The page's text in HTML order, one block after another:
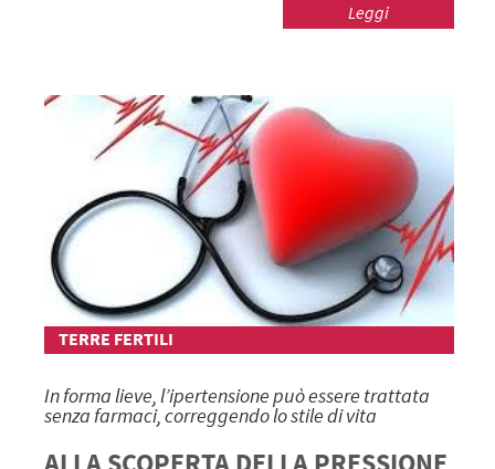
Leggi
TERRE FERTILI
In forma lieve, l’ipertensione può essere trattata
senza farmaci, correggendo lo stile di vita